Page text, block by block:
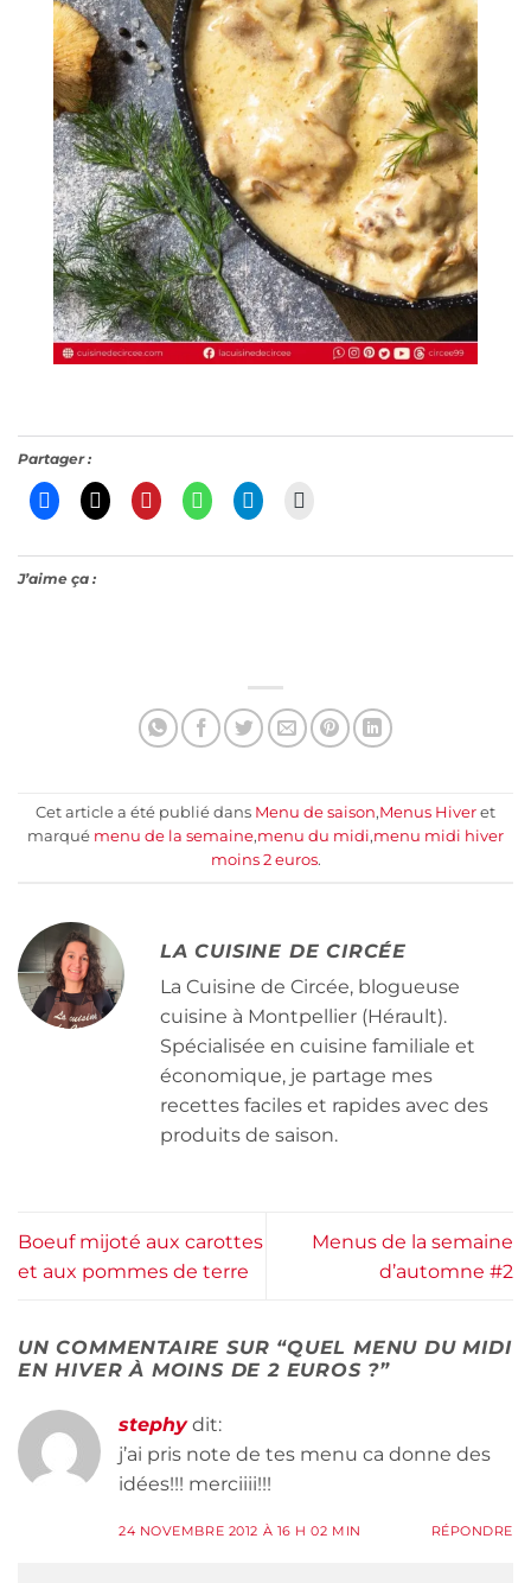
Partager :
J’aime ça :
Cet article a été publié dans Menu de saison,Menus Hiver et
marqué menu de la semaine,menu du midi,menu midi hiver
moins 2 euros.
LA CUISINE DE CIRCÉE
La Cuisine de Circée, blogueuse
cuisine à Montpellier (Hérault).
Spécialisée en cuisine familiale et
économique, je partage mes
recettes faciles et rapides avec des
produits de saison.
Boeuf mijoté aux carottes
et aux pommes de terre
Menus de la semaine
d’automne #2
UN COMMENTAIRE SUR “QUEL MENU DU MIDI
EN HIVER À MOINS DE 2 EUROS ?”
stephy dit:
j’ai pris note de tes menu ca donne des
idées!!! merciiii!!!
24 NOVEMBRE 2012 À 16 H 02 MIN RÉPONDRE